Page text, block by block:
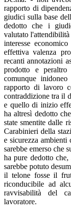
rapporto di
giudici sulla base
dedotto che i
valutato
interesse
effettiva valenza
recanti annotazioni
prodotto e
comunque
rapporto di lavoro
contraddizione tra il
e quello di inizio
ha altresì dedotto
state smentite dalle
Carabinieri della
e sicurezza
sarebbe emerso che
ha pure dedotto
sarebbe potuto
il telone fosse il
riconducibile ad
ravvisabilità del
lavoratore.